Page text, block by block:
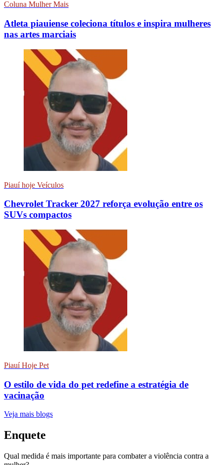
Coluna Mulher Mais
Atleta piauiense coleciona títulos e inspira mulheres
nas artes marciais
Piauí hoje Veículos
Chevrolet Tracker 2027 reforça evolução entre os
SUVs compactos
Piauí Hoje Pet
O estilo de vida do pet redefine a estratégia de
vacinação
Veja mais blogs
Enquete
Qual medida é mais importante para combater a violência contra a